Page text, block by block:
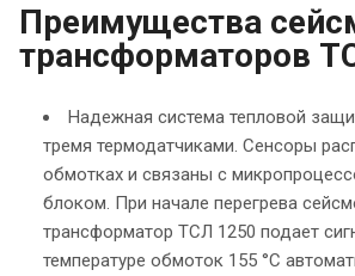
Преимущества
трансформаторов
Надежная система тепловой
тремя термодатчиками. Сенсоры
обмотках и связаны с
блоком. При начале перегрева
трансформатор ТСЛ 1250 подает
температуре обмоток 155 °С